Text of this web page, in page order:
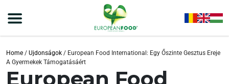
Home / Ujdonságok / European Food International: Egy Őszinte Gesztus Ereje
A Gyermekek Támogatásáért
European Food